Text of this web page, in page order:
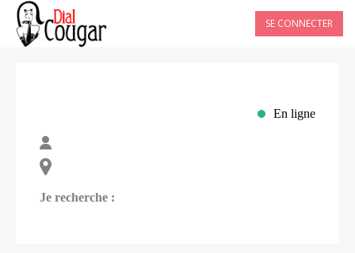
SE CONNECTER
En ligne
Je recherche :